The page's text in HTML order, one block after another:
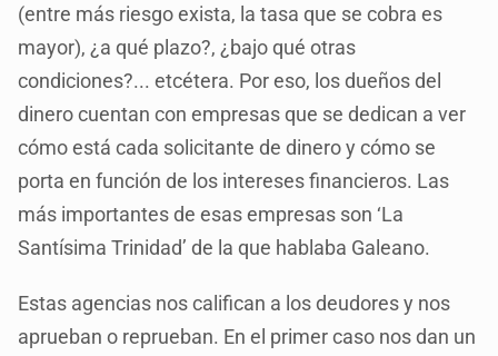
(entre más riesgo exista, la tasa que se cobra es
mayor), ¿a qué plazo?, ¿bajo qué otras
condiciones?... etcétera. Por eso, los dueños del
dinero cuentan con empresas que se dedican a ver
cómo está cada solicitante de dinero y cómo se
porta en función de los intereses financieros. Las
más importantes de esas empresas son ‘La
Santísima Trinidad’ de la que hablaba Galeano.
Estas agencias nos califican a los deudores y nos
aprueban o reprueban. En el primer caso nos dan un